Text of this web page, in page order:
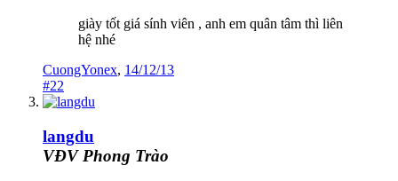
giày tốt giá sính viên , anh em quân tâm thì liên
hệ nhé
CuongYonex, 14/12/13
#22
langdu
VĐV Phong Trào